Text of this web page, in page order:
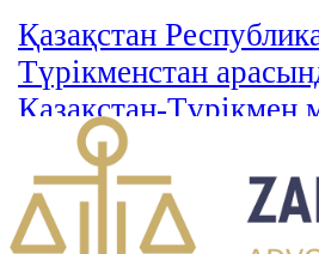
Қазақстан
Түрікменстан
Қазақстан-Түрікмен
шекарасын шегендеу
келісімді
Заңы